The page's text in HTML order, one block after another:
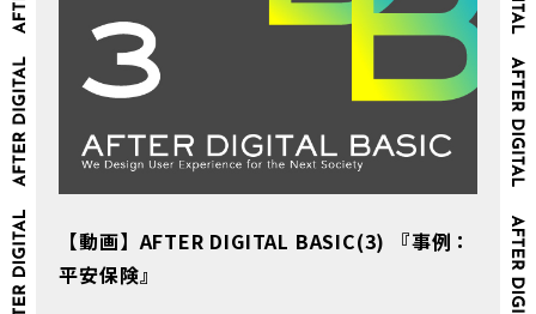
【動画】AFTER DIGITAL BASIC(3) 『事例：
平安保険』